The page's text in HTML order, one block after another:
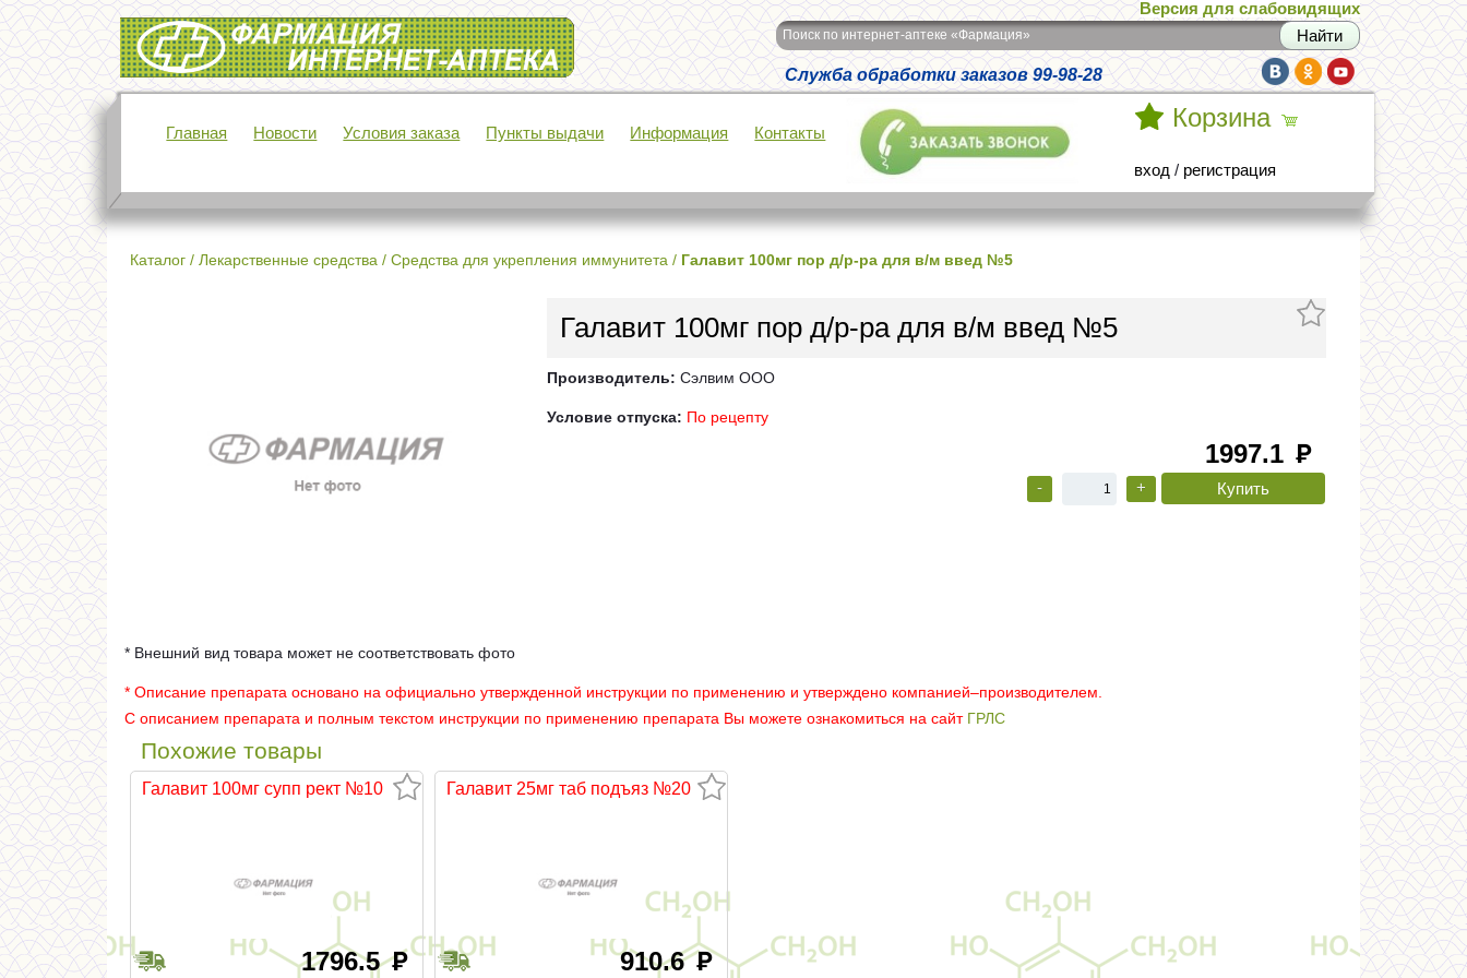
Интернет-аптека Фармация
Версия для слабовидящих
Поиск по интернет-аптеке «Фармация»
Служба обработки заказов 99-98-28
Главная Новости Условия заказа Пункты выдачи Информация Контакты
Корзина
вход / регистрация
Каталог / Лекарственные средства / Средства для укрепления иммунитета / Галавит 100мг пор д/р-ра для в/м введ №5
Галавит 100мг пор д/р-ра для в/м введ №5
Производитель: Сэлвим ООО
Условие отпуска: По рецепту
1997.1 руб
- +
* Внешний вид товара может не соответствовать фото
* Описание препарата основано на официально утвержденной инструкции по применению и утверждено компанией–производителем.
С описанием препарата и полным текстом инструкции по применению препарата Вы можете ознакомиться на сайт ГРЛС
Похожие товары
Галавит 100мг супп рект №10
1796.5руб
Галавит 25мг таб подъяз №20
910.6руб